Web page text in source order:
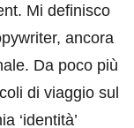
Mi definisco
ancora
Da poco più
di viaggio sul
‘identità’